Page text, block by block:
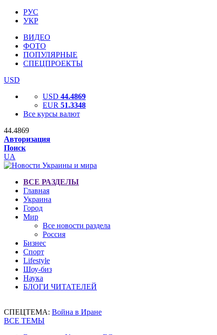
РУС
УКР
ВИДЕО
ФОТО
ПОПУЛЯРНЫЕ
СПЕЦПРОЕКТЫ
USD
USD 44.4869
EUR 51.3348
Все курсы валют
44.4869
Авторизация
Поиск
UA
ВСЕ РАЗДЕЛЫ
Главная
Украина
Город
Мир
Все новости раздела
Россия
Бизнес
Спорт
Lifestyle
Шоу-биз
Наука
БЛОГИ ЧИТАТЕЛЕЙ
СПЕЦТЕМА: Война в Иране
ВСЕ ТЕМЫ